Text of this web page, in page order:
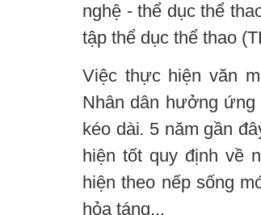
nghệ - thể dục thể
tập thể dục thể thao
Việc thực hiện văn
Nhân dân hưởng ứng
kéo dài. 5 năm gần
hiện tốt quy định về
hiện theo nếp sống
hỏa táng...